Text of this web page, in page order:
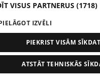
pirms 1 nedēļas, 3 dienām
Ogas un sēnes šogad
punktos to krietni
409. epizode
VISUS PARTNERUS
IZVĒLI
PIEKRIST VISĀM
ATSTĀT TEHNISKĀS